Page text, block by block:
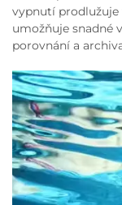
vypnutí prodlužuje
umožňuje snadné
porovnání a